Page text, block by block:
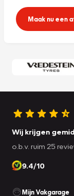
Maak nu een
Wij krijgen
o.b.v. ruim 25
9.4/10
Mijn Vakgarage